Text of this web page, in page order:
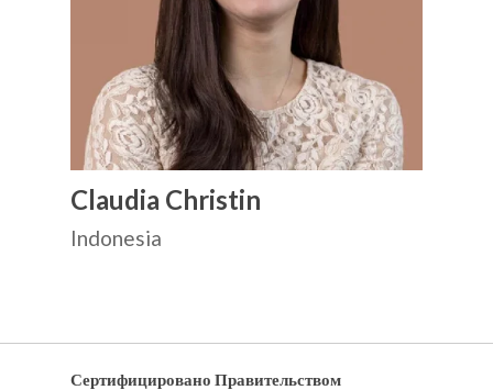
Claudia Christin
Indonesia
Сертифицировано Правительством